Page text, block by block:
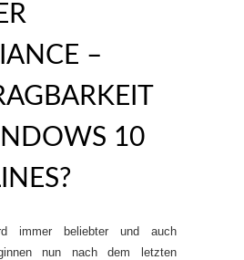
–
10
immer beliebter und auch
nun nach dem letzten